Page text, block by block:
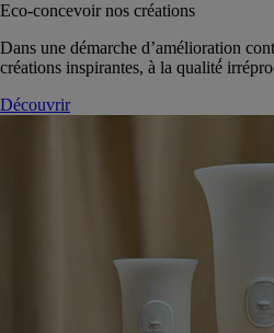
Eco-concevoir nos créations
Dans une démarche d’amélioration
créations inspirantes, à la qualité́
Découvrir